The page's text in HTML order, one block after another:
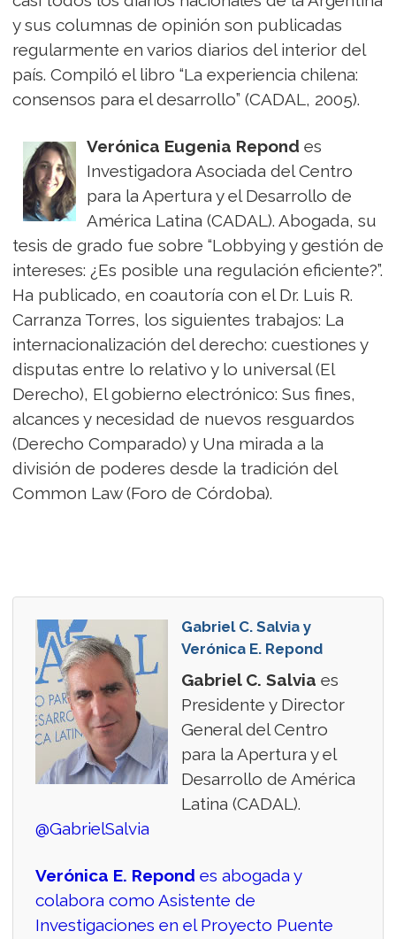
y sus columnas de opinión son publicadas
regularmente en varios diarios del interior del
país. Compiló el libro “La experiencia chilena:
consensos para el desarrollo” (CADAL, 2005).
Verónica Eugenia Repond es
Investigadora Asociada del Centro
para la Apertura y el Desarrollo de
América Latina (CADAL). Abogada, su
tesis de grado fue sobre “Lobbying y gestión de
intereses: ¿Es posible una regulación eficiente?”.
Ha publicado, en coautoría con el Dr. Luis R.
Carranza Torres, los siguientes trabajos: La
internacionalización del derecho: cuestiones y
disputas entre lo relativo y lo universal (El
Derecho), El gobierno electrónico: Sus fines,
alcances y necesidad de nuevos resguardos
(Derecho Comparado) y Una mirada a la
división de poderes desde la tradición del
Common Law (Foro de Córdoba).
Gabriel C. Salvia y
Verónica E. Repond
Gabriel C. Salvia es
Presidente y Director
General del Centro
para la Apertura y el
Desarrollo de América
Latina (CADAL).
@GabrielSalvia
Verónica E. Repond es abogada y
colabora como Asistente de
Investigaciones en el Proyecto Puente